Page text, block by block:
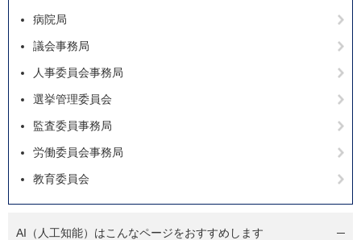
病院局
議会事務局
人事委員会事務局
選挙管理委員会
監査委員事務局
労働委員会事務局
教育委員会
AI（人工知能）はこんなページをおすすめします